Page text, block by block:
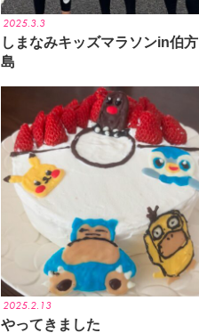
2025.3.3
しまなみキッズマラソンin伯方
島
2025.2.13
やってきました